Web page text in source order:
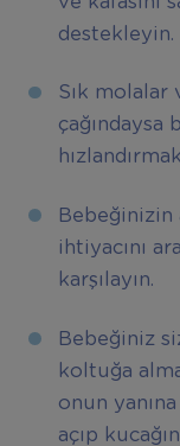
destekleyin.
Sık
çağındaysa
ihtiyacını
karşılayın.
Bebeğiniz
koltuğa
onun
açıp